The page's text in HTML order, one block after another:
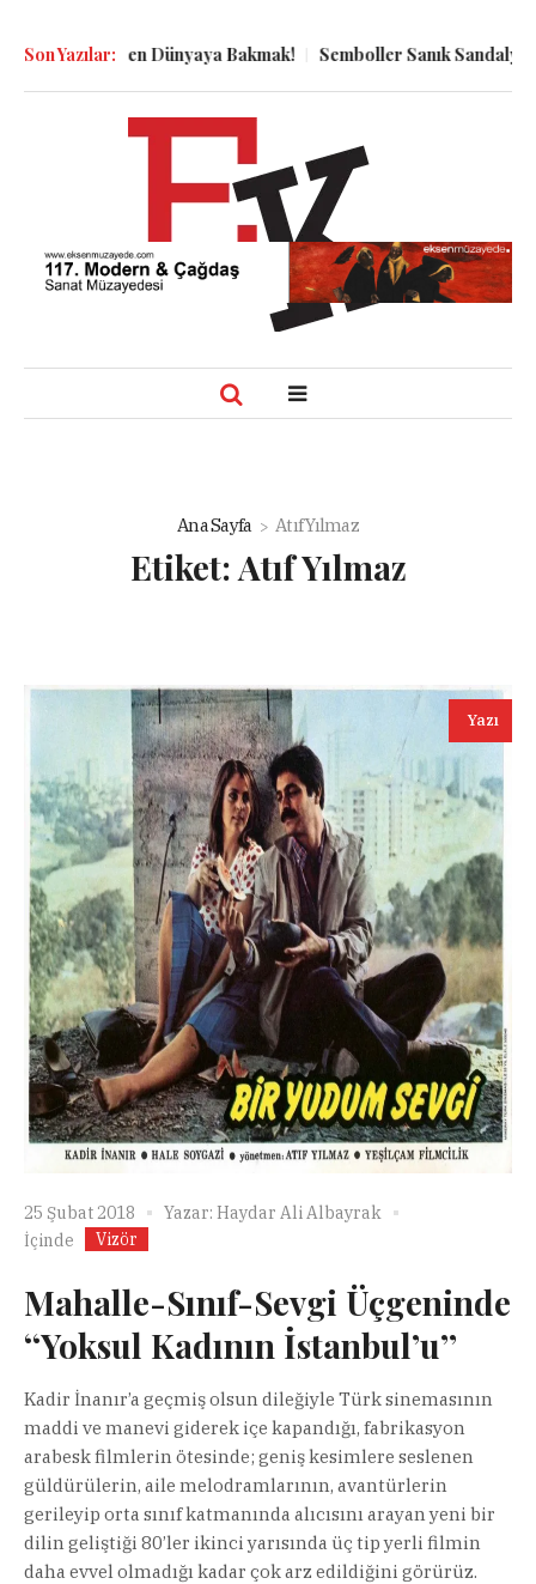
Son Yazılar:
Dibinden Dünyaya Bakmak! Semboller Sanık Sandalyesinde:
Ana Sayfa Atıf Yılmaz
Etiket:Atıf Yılmaz
Yazı
25 Şubat 2018 Yazar: Haydar Ali Albayrak
İçinde
Vizör
Mahalle-Sınıf-Sevgi Üçgeninde
‘‘Yoksul Kadının İstanbul’u’’
Kadir İnanır’a geçmiş olsun dileğiyle Türk sinemasının
maddi ve manevi giderek içe kapandığı, fabrikasyon
arabesk filmlerin ötesinde; geniş kesimlere seslenen
güldürülerin, aile melodramlarının, avantürlerin
gerileyip orta sınıf katmanında alıcısını arayan yeni bir
dilin geliştiği 80’ler ikinci yarısında üç tip yerli filmin
daha evvel olmadığı kadar çok arz edildiğini görürüz.